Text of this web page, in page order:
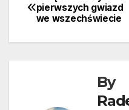
wpisu
pierwszych gwiazd
we wszechświecie
By